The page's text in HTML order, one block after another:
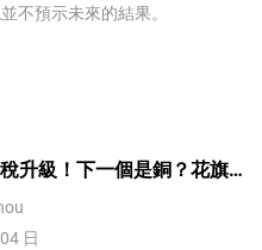
不預示未來的結果。
升級！下一個是銅？花旗
日